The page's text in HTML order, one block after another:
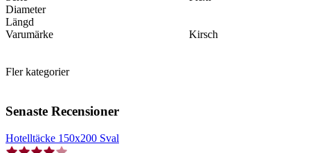
Diameter
Längd
Varumärke
Kirsch
Fler kategorier
Senaste Recensioner
Hotelltäcke 150x200 Sval